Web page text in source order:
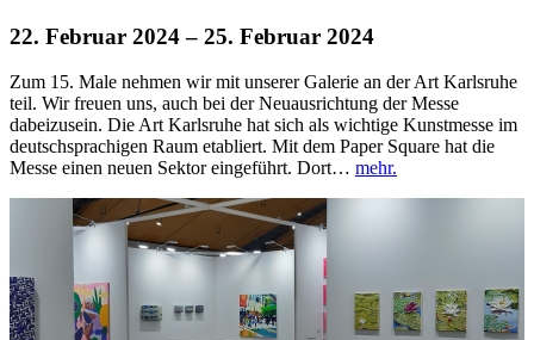
22. Februar 2024– 25. Februar 2024
Zum 15. Male nehmen wir mit unserer Galerie an der Art Karlsruhe
teil. Wir freuen uns, auch bei der Neuausrichtung der Messe
dabeizusein. Die Art Karlsruhe hat sich als wichtige Kunstmesse im
deutschsprachigen Raum etabliert. Mit dem Paper Square hat die
Messe einen neuen Sektor eingeführt. Dort… mehr.